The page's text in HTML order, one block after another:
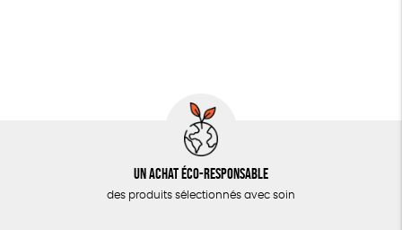
Un achat éco-responsable
des produits sélectionnés avec soin